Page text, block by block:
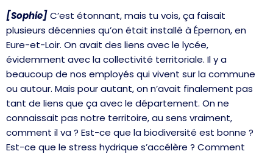
[Sophie]C’est étonnant, mais tu vois, ça faisait
plusieurs décennies qu’on était installé à Épernon, en
Eure-et-Loir. On avait des liens avec le lycée,
évidemment avec la collectivité territoriale. Il y a
beaucoup de nos employés qui vivent sur la commune
ou autour. Mais pour autant, on n’avait finalement pas
tant de liens que ça avec le département. On ne
connaissait pas notre territoire, au sens vraiment,
comment il va ? Est-ce que la biodiversité est bonne ?
Est-ce que le stress hydrique s’accélère ? Comment